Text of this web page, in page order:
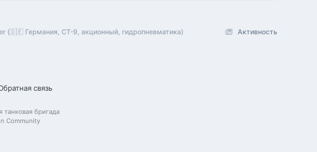
Активность
(🇩🇪 Германия, СТ-9, акционный, гидропневматика)
связь
бригада
Community